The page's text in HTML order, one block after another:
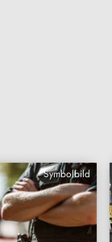
Symbolbild